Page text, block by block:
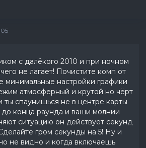
с далёкого 2010 и при ночном
не лагает! Почистите комп от
минимальные настройки графики
атмосферный и крутой но чёрт
ты спаунишься не в центре карты
конца раунда и ваши молнии
ситуацию он действует секунд
гром секунды на 5! Ну и
не видно и когда включаешь